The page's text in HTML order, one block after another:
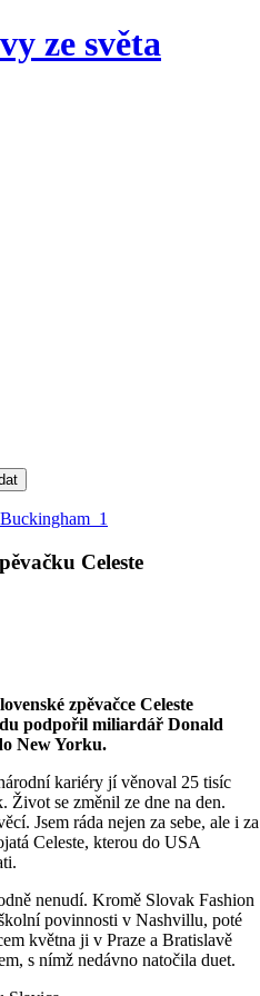
ze světa
Celeste
zpěvačce Celeste
podpořil miliardář Donald
New Yorku.
kariéry jí věnoval 25 tisíc
Život se změnil ze dne na den.
Jsem ráda nejen za sebe, ale i za
Celeste, kterou do USA
nenudí. Kromě Slovak Fashion
povinnosti v Nashvillu, poté
května ji v Praze a Bratislavě
s nímž nedávno natočila duet.